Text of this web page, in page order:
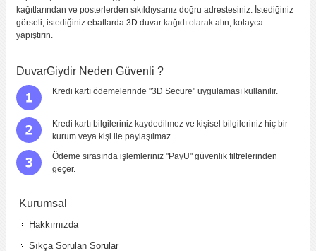
kağıtlarından ve posterlerden sıkıldıysanız doğru adrestesiniz. İstediğiniz
görseli, istediğiniz ebatlarda 3D duvar kağıdı olarak alın, kolayca
yapıştırın.
DuvarGiydir Neden Güvenli ?
Kredi kartı ödemelerinde "3D Secure" uygulaması kullanılır.
Kredi kartı bilgileriniz kaydedilmez ve kişisel bilgileriniz hiç bir
kurum veya kişi ile paylaşılmaz.
Ödeme sırasında işlemleriniz "PayU" güvenlik filtrelerinden
geçer.
Kurumsal
Hakkımızda
Sıkça Sorulan Sorular